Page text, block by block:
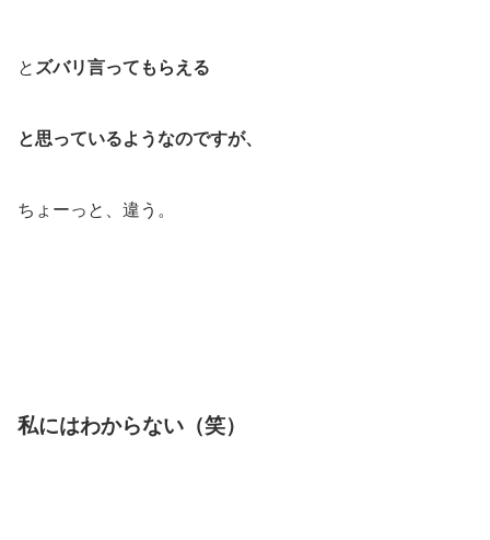
と ズバリ言ってもらえる
と思っているようなのですが、
ちょーっと、違う。
私にはわからない（笑）